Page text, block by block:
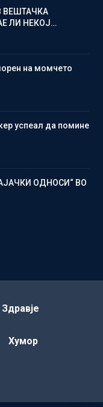
ВЕШТАЧКА
ЛИ НЕКОЈ…
на момчето
успеал да помине
ОДНОСИ“ ВО
Здравје
Хумор